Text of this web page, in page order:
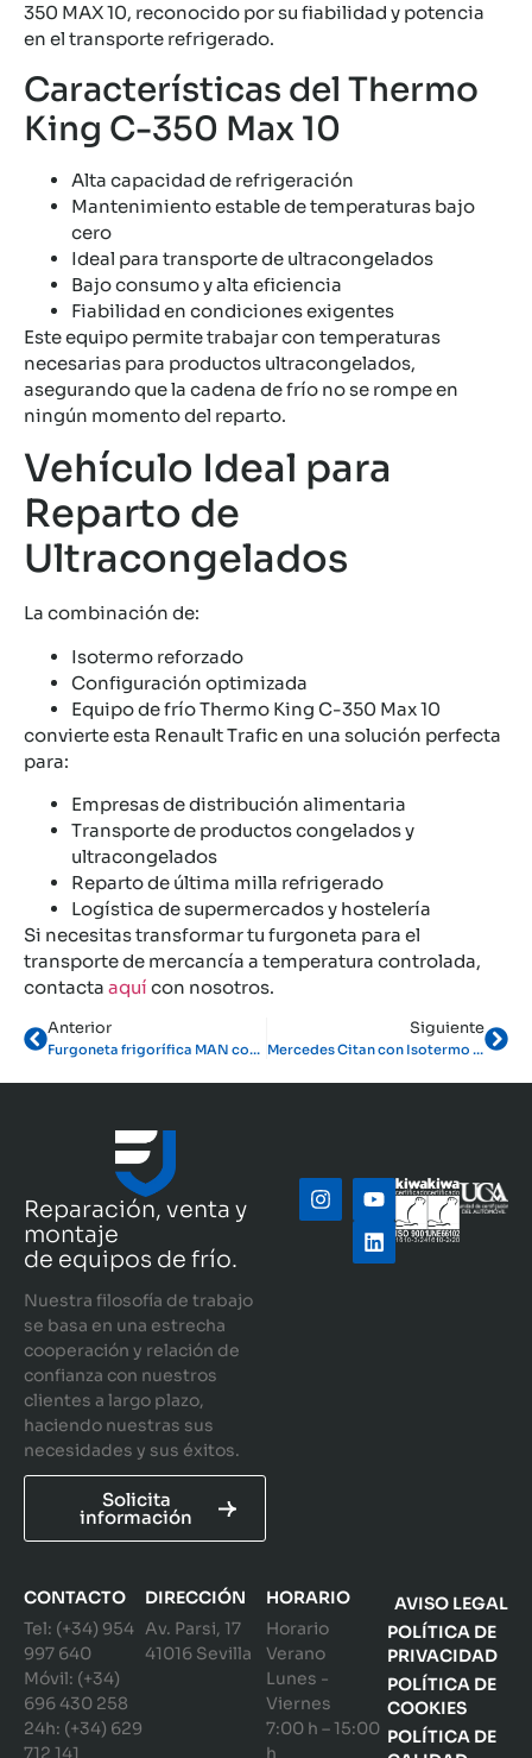
350 MAX 10, reconocido por su fiabilidad y potencia
en el transporte refrigerado.
Características del Thermo
King C-350 Max 10
Alta capacidad de refrigeración
Mantenimiento estable de temperaturas bajo
cero
Ideal para transporte de ultracongelados
Bajo consumo y alta eficiencia
Fiabilidad en condiciones exigentes
Este equipo permite trabajar con temperaturas
necesarias para productos ultracongelados,
asegurando que la cadena de frío no se rompe en
ningún momento del reparto.
Vehículo Ideal para
Reparto de
Ultracongelados
La combinación de:
Isotermo reforzado
Configuración optimizada
Equipo de frío Thermo King C-350 Max 10
convierte esta Renault Trafic en una solución perfecta
para:
Empresas de distribución alimentaria
Transporte de productos congelados y
ultracongelados
Reparto de última milla refrigerado
Logística de supermercados y hostelería
Si necesitas transformar tu furgoneta para el
transporte de mercancía a temperatura controlada,
contacta aquí con nosotros.
Anterior
Furgoneta frigorífica MAN con isotermo y Thermo King
Siguiente
Mercedes Citan con Isotermo y Equipo de Frío Thermo King
Reparación, venta y
montaje
de equipos de frío.
Nuestra filosofía de trabajo
se basa en una estrecha
cooperación y relación de
confianza con nuestros
clientes a largo plazo,
haciendo nuestras sus
necesidades y sus éxitos.
Solicita
información
CONTACTO
Tel: (+34) 954
997 640
Móvil: (+34)
696 430 258
24h: (+34) 629
712 141
DIRECCIÓN
Av. Parsi, 17
41016 Sevilla
HORARIO
Horario
Verano
Lunes -
Viernes
7:00 h – 15:00
h
AVISO LEGAL
POLÍTICA DE
PRIVACIDAD
POLÍTICA DE
COOKIES
POLÍTICA DE